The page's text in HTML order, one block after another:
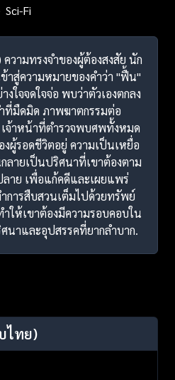
Sci-Fi
ความทรงจำของผู้ต้องสงสัย นัก
าสู่ความหมายของคำว่า "ฟื้น"
งใจจดใจจ่อ พบว่าตัวเองตกลง
ที่มืดมิด ภาพฆาตกรรมต่อ
จ้าหน้าที่ตำรวจพบศพทั้งหมด
ผู้รอดชีวิตอยู่ ความเป็นเหยื่อ
ลายเป็นปริศนาที่เขาต้องตาม
ลาย เพื่อแก้คดีและเผยแพร่
การสืบสวนเต็มไปด้วยทรัพย์
ให้เขาต้องมีความรอบคอบใน
นาและอุปสรรคที่ยากลำบาก.
ไทย)